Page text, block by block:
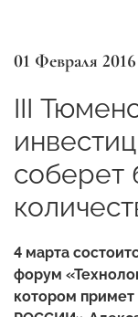
01 Февраля 2016
III
соберет
4 марта
форум
котором